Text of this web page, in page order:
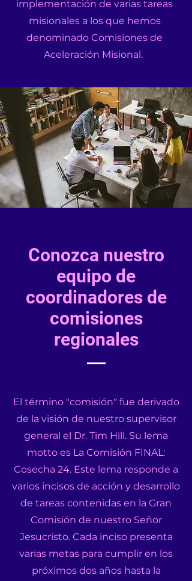
implementación de varias tareas
misionales a los que hemos
denominado Comisiones de
Aceleración Misional.
Conozca nuestro
equipo de
coordinadores de
comisiones
regionales
El término "comisión" fue derivado
de la visión de nuestro supervisor
general el Dr. Tim Hill. Su lema
motto es La Comisión FINAL:
Cosecha 24. Este lema responde a
varios incisos de acción y desarrollo
de tareas contenidas en la Gran
Comisión de nuestro Señor
Jesucristo. Cada inciso presenta
varias metas para cumplir en los
próximos dos años hasta la